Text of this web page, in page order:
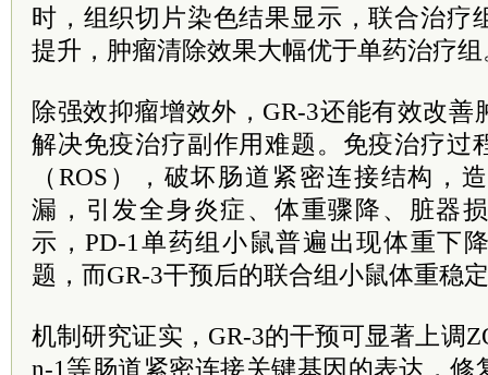
时，组织切片染色结果显示，联合治疗
提升，肿瘤清除效果大幅优于单药治疗组
除强效抑瘤增效外，GR-3还能有效改善
解决免疫治疗副作用难题。免疫治疗过
（ROS），破坏肠道紧密连接结构，
漏，引发全身炎症、体重骤降、脏器
示，PD-1单药组小鼠普遍出现体重下
题，而GR-3干预后的联合组小鼠体重稳
机制研究证实，GR-3的干预可显著上调
n-1等肠道紧密连接关键基因的表达，修